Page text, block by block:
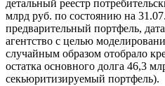
детальный реестр
млрд руб. по состоянию на
предварительный портфель,
агентство с целью
случайным образом отобрало
остатка основного долга 46,3
секьюритизируемый портфель).